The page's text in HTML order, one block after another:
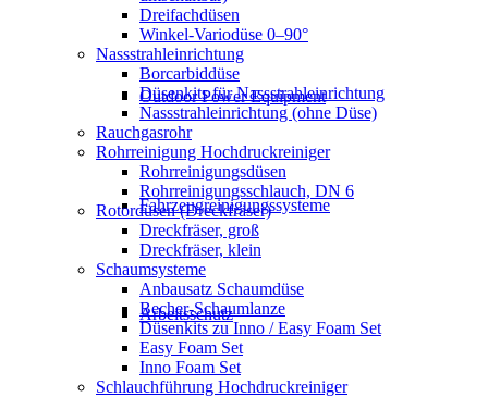
Outdoor Power Equipment
Fahrzeugreinigungssysteme
Arbeitsschutz
Dreifachdüsen
Winkel-Variodüse 0–90°
Nassstrahleinrichtung
Borcarbiddüse
Düsenkits für Nassstrahleinrichtung
Nassstrahleinrichtung (ohne Düse)
Rauchgasrohr
Rohrreinigung Hochdruckreiniger
Rohrreinigungsdüsen
Rohrreinigungsschlauch, DN 6
Rotordüsen (Dreckfräser)
Dreckfräser, groß
Dreckfräser, klein
Schaumsysteme
Anbausatz Schaumdüse
Becher-Schaumlanze
Düsenkits zu Inno / Easy Foam Set
Easy Foam Set
Inno Foam Set
Schlauchführung Hochdruckreiniger